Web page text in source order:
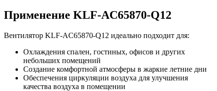
Применение KLF-AC65870-Q12
Вентилятор KLF-AC65870-Q12 идеально подходит для:
Охлаждения спален, гостиных, офисов и других
небольших помещений
Создание комфортной атмосферы в жаркие летние дни
Обеспечения циркуляции воздуха для улучшения
качества воздуха в помещении